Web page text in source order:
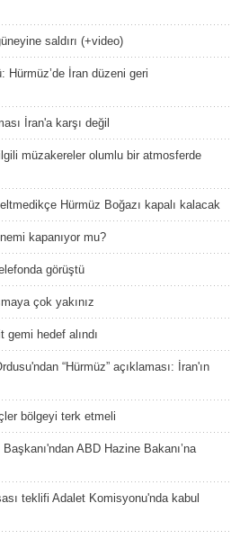
saldırı (+video)
Hürmüz’de İran düzeni geri
İran'a karşı değil
müzakereler olumlu bir atmosferde
Hürmüz Boğazı kapalı kalacak
kapanıyor mu?
görüştü
çok yakınız
gemi hedef alındı
“Hürmüz” açıklaması: İran'ın
bölgeyi terk etmeli
ABD Hazine Bakanı’na
teklifi Adalet Komisyonu'nda kabul